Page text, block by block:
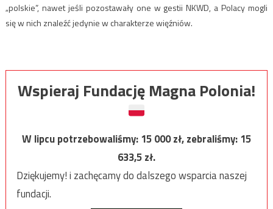
„polskie”, nawet jeśli pozostawały one w gestii NKWD, a Polacy mogli
się w nich znaleźć jedynie w charakterze więźniów.
Wspieraj Fundację Magna Polonia!
W lipcu potrzebowaliśmy:15 000zł, zebraliśmy:15
633,5zł.
Dziękujemy! i zachęcamy do dalszego wsparcia naszej
fundacji.